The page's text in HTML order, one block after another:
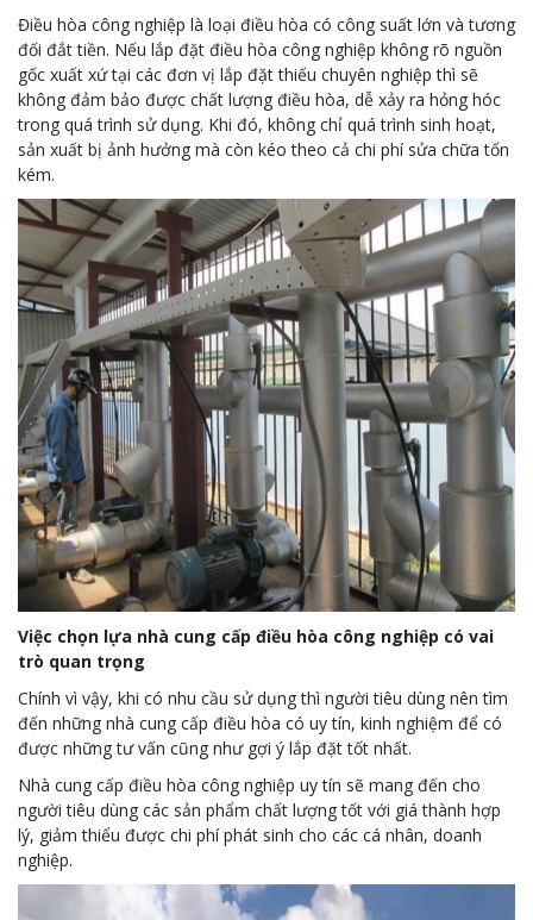
Điều hòa công nghiệp là loại điều hòa có công suất lớn và tương
đối đắt tiền. Nếu lắp đặt điều hòa công nghiệp không rõ nguồn
gốc xuất xứ tại các đơn vị lắp đặt thiếu chuyên nghiệp thì sẽ
không đảm bảo được chất lượng điều hòa, dễ xảy ra hỏng hóc
trong quá trình sử dụng. Khi đó, không chỉ quá trình sinh hoạt,
sản xuất bị ảnh hưởng mà còn kéo theo cả chi phí sửa chữa tốn
kém.
Việc chọn lựa nhà cung cấp điều hòa công nghiệp có vai
trò quan trọng
Chính vì vậy, khi có nhu cầu sử dụng thì người tiêu dùng nên tìm
đến những nhà cung cấp điều hòa có uy tín, kinh nghiệm để có
được những tư vấn cũng như gợi ý lắp đặt tốt nhất.
Nhà cung cấp điều hòa công nghiệp uy tín sẽ mang đến cho
người tiêu dùng các sản phẩm chất lượng tốt với giá thành hợp
lý, giảm thiểu được chi phí phát sinh cho các cá nhân, doanh
nghiệp.